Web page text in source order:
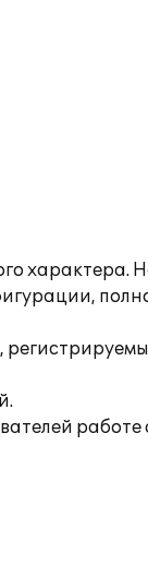
характера.
работе